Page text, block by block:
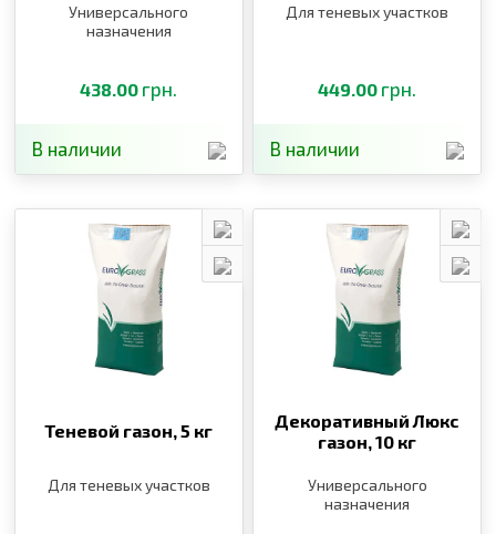
Универсального
назначения
438.00 грн.
В наличии
Для теневых участков
449.00 грн.
В наличии
Теневой газон,5 кг
Для теневых участков
Декоративный Люкс
газон,10 кг
Универсального
назначения